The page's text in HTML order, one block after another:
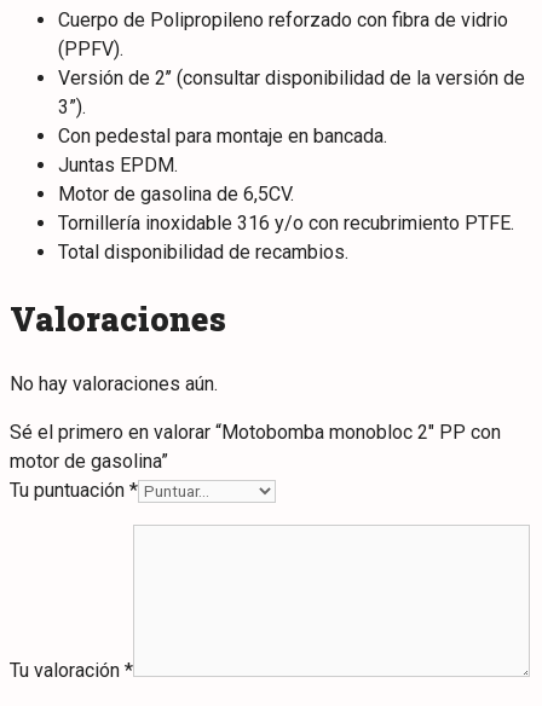
Cuerpo de Polipropileno reforzado con fibra de vidrio
(PPFV).
Versión de 2’’ (consultar disponibilidad de la versión de
3”).
Con pedestal para montaje en bancada.
Juntas EPDM.
Motor de gasolina de 6,5CV.
Tornillería inoxidable 316 y/o con recubrimiento PTFE.
Total disponibilidad de recambios.
Valoraciones
No hay valoraciones aún.
Sé el primero en valorar “Motobomba monobloc 2″ PP con
motor de gasolina”
Tu puntuación *
Tu valoración *